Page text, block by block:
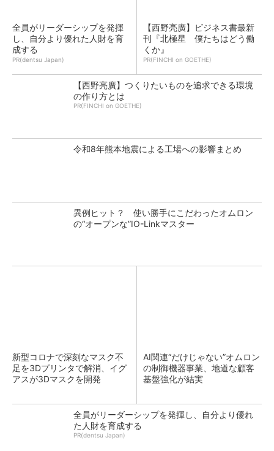
全員がリーダーシップを発揮
し、自分より優れた人財を育
成する
PR(dentsu Japan)
【西野亮廣】ビジネス書最新
刊『北極星 僕たちはどう働
くか』
PR(FINCHI on GOETHE)
【西野亮廣】つくりたいものを追求できる環境
の作り方とは
PR(FINCHI on GOETHE)
令和8年熊本地震による工場への影響まとめ
異例ヒット？ 使い勝手にこだわったオムロン
の“オープンな”IO-Linkマスター
新型コロナで深刻なマスク不
足を3Dプリンタで解消、イグ
アスが3Dマスクを開発
AI関連“だけじゃない”オムロン
の制御機器事業、地道な顧客
基盤強化が結実
全員がリーダーシップを発揮し、自分より優れ
た人財を育成する
PR(dentsu Japan)